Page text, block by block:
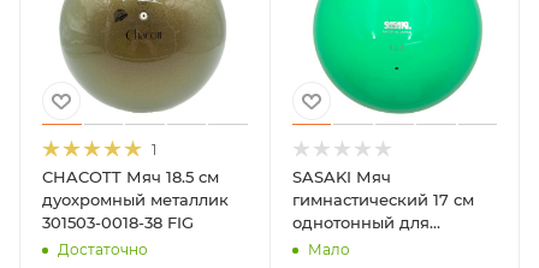
1
CHACOTT Мяч 18.5 см
дуохромный металлик
301503-0018-38 FIG
Достаточно
SASAKI Мяч
гимнастический 17 см
однотонный для
юниоров M-20В
Мало